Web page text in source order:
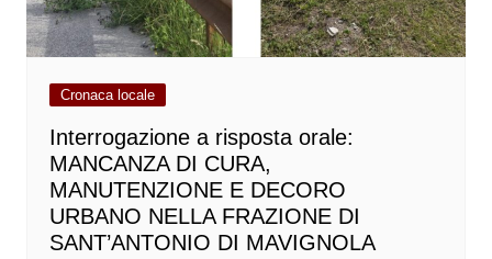
Cronaca locale
Interrogazione a risposta orale:
MANCANZA DI CURA,
MANUTENZIONE E DECORO
URBANO NELLA FRAZIONE DI
SANT’ANTONIO DI MAVIGNOLA